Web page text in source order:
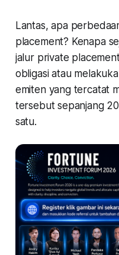
Lantas, apa
placement? Kenapa
jalur private
obligasi atau
emiten yang tercatat
tersebut sepanjang
satu.